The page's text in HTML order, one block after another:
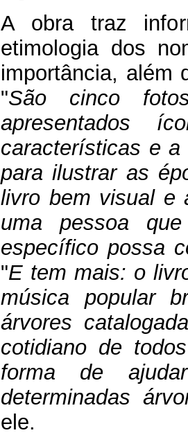
A obra traz
etimologia dos
importância, além
"São cinco
apresentados
características e
para ilustrar as
livro bem visual e
uma pessoa
específico possa
"E tem mais: o
música popular
árvores
cotidiano de
forma de
determinadas
ele.